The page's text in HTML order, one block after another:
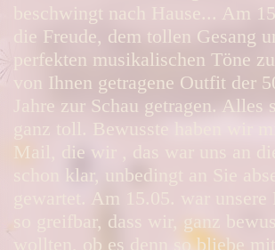
beschwingt nach Hause... Am
die Freude, dem tollen Gesang
perfekten musikalischen Töne
von Ihnen getragene Outfit der
Jahre zur Schau getragen. Alles
ganz toll. Bewusste haben wir
Mail, die wir , das war uns an
schon klar, unbedingt an Sie
gewartet. Am 15.05. war unsere
so greifbar, dass wir, ganz
wollten, ob es denn so bliebe